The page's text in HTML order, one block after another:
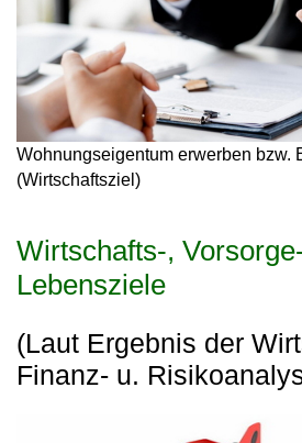
Wohnungseigentum erwerben bzw.
(Wirtschaftsziel)
Wirtschafts-,
Lebensziele
(Laut Ergebnis der
Finanz- u.